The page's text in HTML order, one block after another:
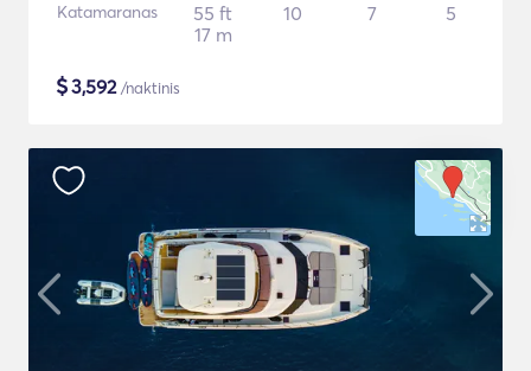
Katamaranas
55 ft
17 m
10 7 5
$3,592/naktinis